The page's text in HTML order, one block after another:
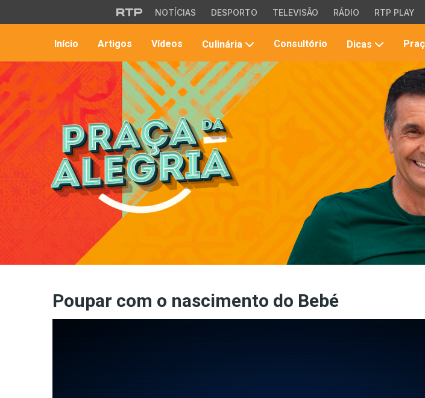
Saltar para o conteúdo principal
NOTÍCIAS DESPORTO TELEVISÃO RÁDIO RTP PLAY
Início Artigos Vídeos Culinária Consultório Dicas
Poupar com o nascimento do Bebé